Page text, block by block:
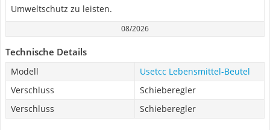
Umweltschutz zu leisten.
08/2026
Technische Details
Modell
Usetcc Lebensmittel-Beutel
Verschluss
Schieberegler
Verschluss
Schieberegler